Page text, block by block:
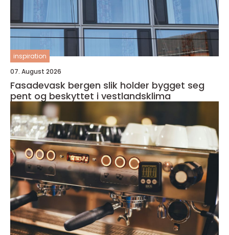
inspiration
07. August 2026
Fasadevask bergen slik holder bygget seg
pent og beskyttet i vestlandsklima